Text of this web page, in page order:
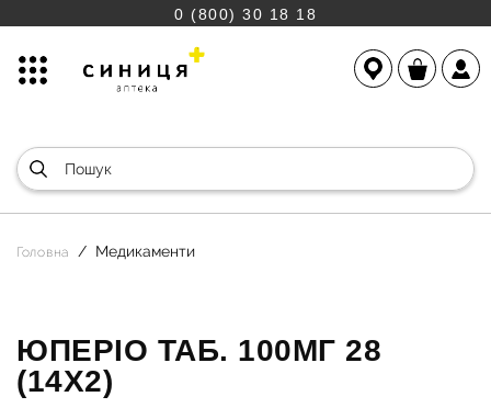
0 (800) 30 18 18
Головна Медикаменти
ЮПЕРІО ТАБ. 100МГ 28
(14Х2)